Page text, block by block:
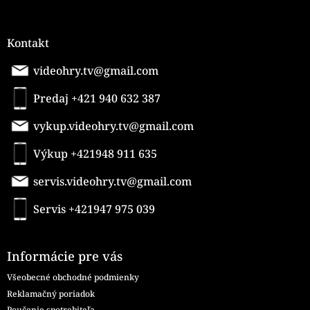
Kontakt
videohry.tv@gmail.com
Predaj +421 940 632 387
vykup.videohry.tv@gmail.com
Výkup +421948 911 635
servis.videohry.tv@gmail.com
Servis +421947 975 039
Informácie pre vás
Všeobecné obchodné podmienky
Reklamačný poriadok